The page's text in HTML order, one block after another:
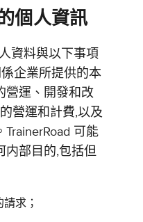
個人資訊
資料與以下事項
企業所提供的本
營運、開發和改
營運和計費,以及
可能
内部目的,包括但
求；